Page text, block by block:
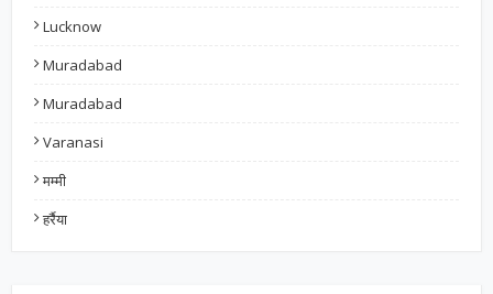
Lucknow
Muradabad
Muradabad
Varanasi
मम्मी
हर्रैया